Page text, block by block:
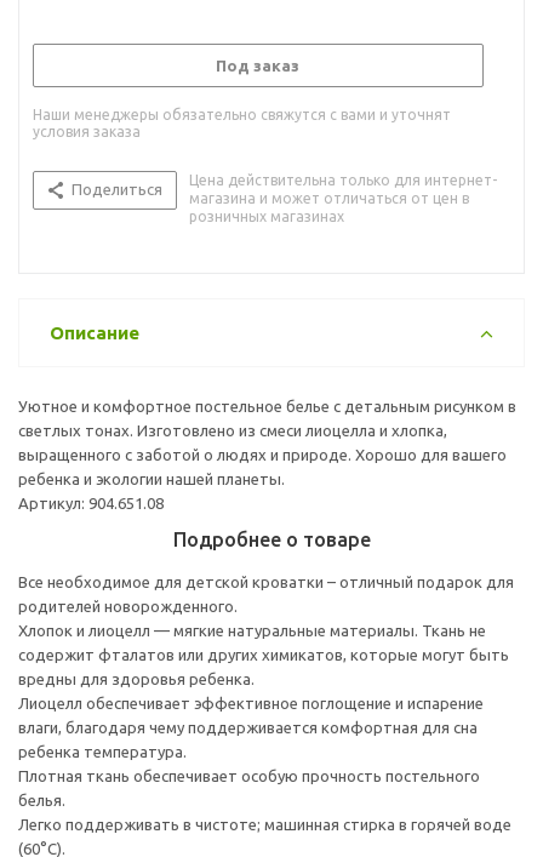
Под заказ
Наши менеджеры обязательно свяжутся с вами и уточнят
условия заказа
Поделиться
Цена действительна только для интернет-
магазина и может отличаться от цен в
розничных магазинах
Описание
Уютное и комфортное постельное белье с детальным рисунком в
светлых тонах. Изготовлено из смеси лиоцелла и хлопка,
выращенного с заботой о людях и природе. Хорошо для вашего
ребенка и экологии нашей планеты.
Артикул: 904.651.08
Подробнее о товаре
Все необходимое для детской кроватки – отличный подарок для
родителей новорожденного.
Хлопок и лиоцелл — мягкие натуральные материалы. Ткань не
содержит фталатов или других химикатов, которые могут быть
вредны для здоровья ребенка.
Лиоцелл обеспечивает эффективное поглощение и испарение
влаги, благодаря чему поддерживается комфортная для сна
ребенка температура.
Плотная ткань обеспечивает особую прочность постельного
белья.
Легко поддерживать в чистоте; машинная стирка в горячей воде
(60°C).